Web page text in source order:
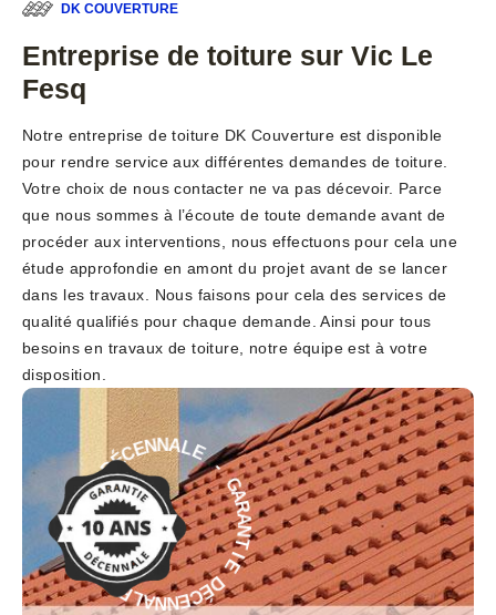
DK COUVERTURE
Entreprise de toiture sur Vic Le
Fesq
Notre entreprise de toiture DK Couverture est disponible
pour rendre service aux différentes demandes de toiture.
Votre choix de nous contacter ne va pas décevoir. Parce
que nous sommes à l’écoute de toute demande avant de
procéder aux interventions, nous effectuons pour cela une
étude approfondie en amont du projet avant de se lancer
dans les travaux. Nous faisons pour cela des services de
qualité qualifiés pour chaque demande. Ainsi pour tous
besoins en travaux de toiture, notre équipe est à votre
disposition.
G
A
R
A
N
T
I
E
D
É
C
E
NNALE - GA
R
A
N
T
I
E
D
É
C
E
N
N
A
L
E
-